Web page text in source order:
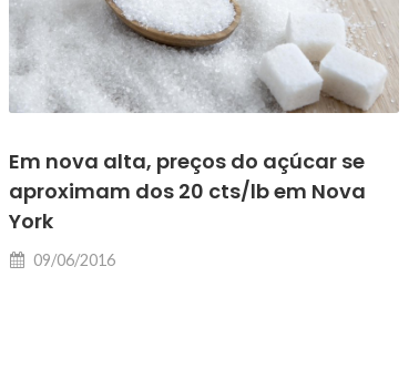
Em nova alta, preços do açúcar se
aproximam dos 20 cts/lb em Nova
York
09/06/2016